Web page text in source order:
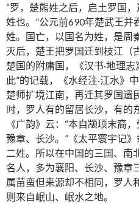
“罗，楚熊姓之后，启土罗国
姓也。”公元前690年楚武王并
姓。国亡，以国名为姓，是周
灭后，楚王把罗国迁到枝江（
楚国的附庸国，《汉书·地理
此”的记载，《水经注·江水》
楚师扩境江南，再迁其罗国遗
时，罗人有的留居长沙，有的
《广韵》云：“本自颛顼末裔
豫章、长沙。”《太平寰宇记
二姓。所以在中国的三国、南
名人，多为襄阳、长沙、豫章
属苗蛮但来源却不相同，罗人
则来自岷山、岷水之地。